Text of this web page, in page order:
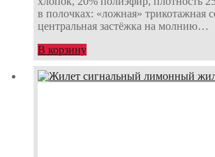
в полочках: «ложная» трикотажная
центральная застёжка на молнию…
В корзину